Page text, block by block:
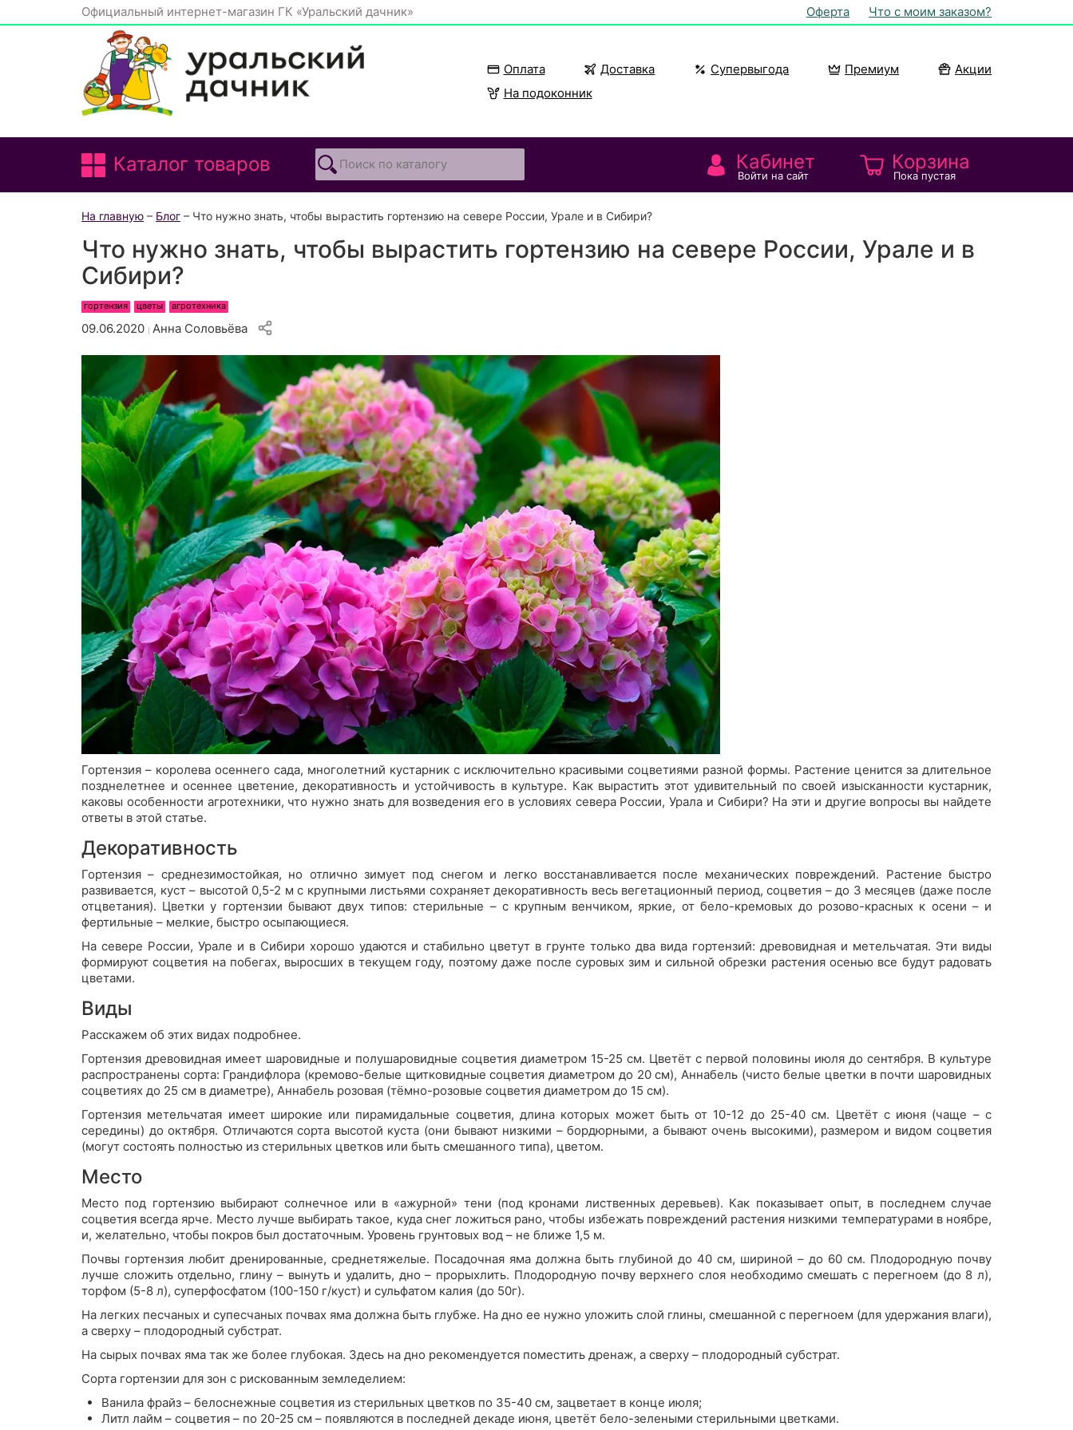
Официальный интернет-магазин ГК «Уральский дачник» Оферта Что с моим заказом?
Оплата Доставка Супервыгода Премиум
Акции
На подоконник
Каталог товаров Кабинет
Войти на сайт
Корзина
Пока пустая
На главную – Блог – Что нужно знать, чтобы вырастить гортензию на севере России, Урале и в Сибири?
Что нужно знать, чтобы вырастить гортензию на севере России, Урале и в
Сибири?
гортензия цветы агротехника
09.06.2020 Анна Соловьёва
Гортензия – королева осеннего сада, многолетний кустарник с исключительно красивыми соцветиями разной формы. Растение ценится за длительное
позднелетнее и осеннее цветение, декоративность и устойчивость в культуре. Как вырастить этот удивительный по своей изысканности кустарник,
каковы особенности агротехники, что нужно знать для возведения его в условиях севера России, Урала и Сибири? На эти и другие вопросы вы найдете
ответы в этой статье.
Декоративность
Гортензия – среднезимостойкая, но отлично зимует под снегом и легко восстанавливается после механических повреждений. Растение быстро
развивается, куст – высотой 0,5-2 м с крупными листьями сохраняет декоративность весь вегетационный период, соцветия – до 3 месяцев (даже после
отцветания). Цветки у гортензии бывают двух типов: стерильные – с крупным венчиком, яркие, от бело-кремовых до розово-красных к осени – и
фертильные – мелкие, быстро осыпающиеся.
На севере России, Урале и в Сибири хорошо удаются и стабильно цветут в грунте только два вида гортензий: древовидная и метельчатая. Эти виды
формируют соцветия на побегах, выросших в текущем году, поэтому даже после суровых зим и сильной обрезки растения осенью все будут радовать
цветами.
Виды
Расскажем об этих видах подробнее.
Гортензия древовидная имеет шаровидные и полушаровидные соцветия диаметром 15-25 см. Цветёт с первой половины июля до сентября. В культуре
распространены сорта: Грандифлора (кремово-белые щитковидные соцветия диаметром до 20 см), Аннабель (чисто белые цветки в почти шаровидных
соцветиях до 25 см в диаметре), Аннабель розовая (тёмно-розовые соцветия диаметром до 15 см).
Гортензия метельчатая имеет широкие или пирамидальные соцветия, длина которых может быть от 10-12 до 25-40 см. Цветёт с июня (чаще – с
середины) до октября. Отличаются сорта высотой куста (они бывают низкими – бордюрными, а бывают очень высокими), размером и видом соцветия
(могут состоять полностью из стерильных цветков или быть смешанного типа), цветом.
Место
Место под гортензию выбирают солнечное или в «ажурной» тени (под кронами лиственных деревьев). Как показывает опыт, в последнем случае
соцветия всегда ярче. Место лучше выбирать такое, куда снег ложиться рано, чтобы избежать повреждений растения низкими температурами в ноябре,
и, желательно, чтобы покров был достаточным. Уровень грунтовых вод – не ближе 1,5 м.
Почвы гортензия любит дренированные, среднетяжелые. Посадочная яма должна быть глубиной до 40 см, шириной – до 60 см. Плодородную почву
лучше сложить отдельно, глину – вынуть и удалить, дно – прорыхлить. Плодородную почву верхнего слоя необходимо смешать с перегноем (до 8 л),
торфом (5-8 л), суперфосфатом (100-150 г/куст) и сульфатом калия (до 50г).
На легких песчаных и супесчаных почвах яма должна быть глубже. На дно ее нужно уложить слой глины, смешанной с перегноем (для удержания влаги),
а сверху – плодородный субстрат.
На сырых почвах яма так же более глубокая. Здесь на дно рекомендуется поместить дренаж, а сверху – плодородный субстрат.
Сорта гортензии для зон с рискованным земледелием:
Ванила фрайз – белоснежные соцветия из стерильных цветков по 35-40 см, зацветает в конце июля;
Литл лайм – соцветия – по 20-25 см – появляются в последней декаде июня, цветёт бело-зелеными стерильными цветками.